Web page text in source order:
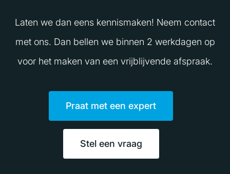
Laten we dan eens kennismaken! Neem contact
met ons. Dan bellen we binnen 2 werkdagen op
voor het maken van een vrijblijvende afspraak.
Praat met een expert
Stel een vraag